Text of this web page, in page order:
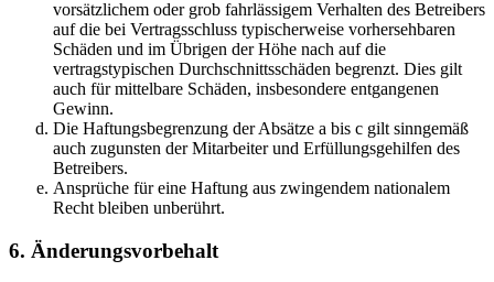
vorsätzlichem oder grob fahrlässigem Verhalten des Betreibers
auf die bei Vertragsschluss typischerweise vorhersehbaren
Schäden und im Übrigen der Höhe nach auf die
vertragstypischen Durchschnittsschäden begrenzt. Dies gilt
auch für mittelbare Schäden, insbesondere entgangenen
Gewinn.
Die Haftungsbegrenzung der Absätze a bis c gilt sinngemäß
auch zugunsten der Mitarbeiter und Erfüllungsgehilfen des
Betreibers.
Ansprüche für eine Haftung aus zwingendem nationalem
Recht bleiben unberührt.
6. Änderungsvorbehalt